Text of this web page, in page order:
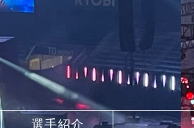
選手紹介